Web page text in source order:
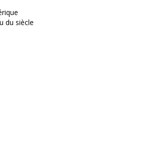
du siècle